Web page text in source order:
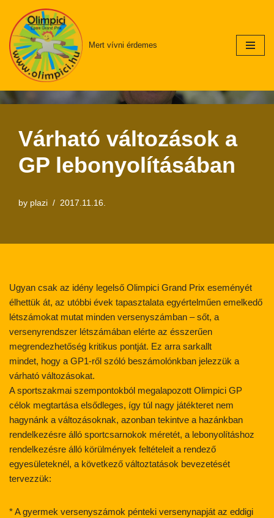
Skip
to
content
Mert vívni érdemes
Várható változások a
GP lebonyolításában
by plazi 2017.11.16.
Ugyan csak az idény legelső Olimpici Grand Prix eseményét
élhettük át, az utóbbi évek tapasztalata egyértelműen emelkedő
létszámokat mutat minden versenyszámban – sőt, a
versenyrendszer létszámában elérte az ésszerűen
megrendezhetőség kritikus pontját. Ez arra sarkallt
mindet, hogy a GP1-ről szóló beszámolónkban jelezzük a
várható változásokat.
A sportszakmai szempontokból megalapozott Olimpici GP
célok megtartása elsődleges, így túl nagy játékteret nem
hagynánk a változásoknak, azonban tekintve a hazánkban
rendelkezésre álló sportcsarnokok méretét, a lebonyolításhoz
rendelkezésre álló körülmények feltételeit a rendező
egyesületeknél, a következő változtatások bevezetését
tervezzük:
* A gyermek versenyszámok pénteki versenynapját az eddigi